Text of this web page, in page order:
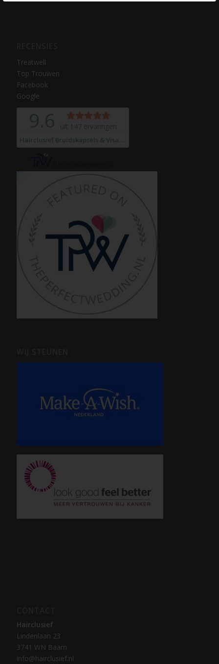
Treatwell
Top Trouwen
Facebook
Google
Hairclusief
Lindenlaan 23
3741 WN Baarn
info@hairclusief.nl